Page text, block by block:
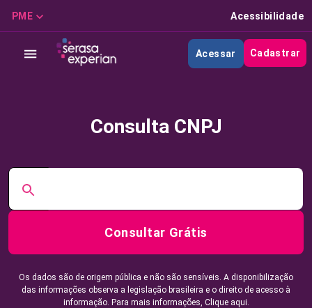
PME Acessibilidade
Acessar Cadastrar
Consulta CNPJ
Consultar Grátis
Os dados são de origem pública e não são sensíveis. A disponibilização
das informações observa a legislação brasileira e o direito de acesso à
informação. Para mais informações, Clique aqui.